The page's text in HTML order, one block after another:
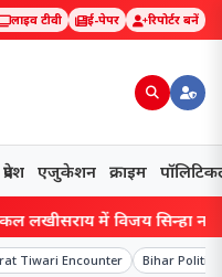
लाइव टीवी ई-पेपर रिपोर्टर बनें
एजुकेशन क्राइम
में विजय सिन्हा नदारद,
Tiwari Encounter Bihar Politics